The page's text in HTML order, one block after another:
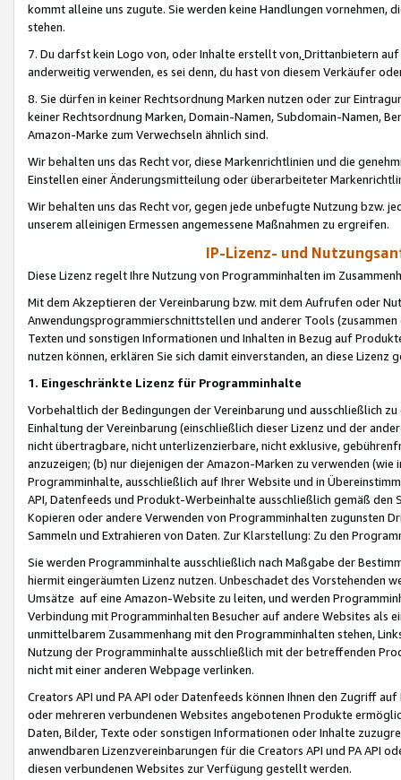
kommt alleine uns zugute. Sie werden keine Handlungen vornehmen,
stehen.
7. Du darfst kein Logo von, oder Inhalte erstellt von,Drittanbietern auf
anderweitig verwenden, es sei denn, du hast von diesem Verkäufer
8. Sie dürfen in keiner Rechtsordnung Marken nutzen oder zur
keiner Rechtsordnung Marken, Domain-Namen, Subdomain-Namen,
Amazon-Marke zum Verwechseln ähnlich sind.
Wir behalten uns das Recht vor, diese Markenrichtlinien und die
Einstellen einer Änderungsmitteilung oder überarbeiteter
Wir behalten uns das Recht vor, gegen jede unbefugte Nutzung bzw.
unserem alleinigen Ermessen angemessene Maßnahmen zu ergreifen.
IP-Lizenz- und
Diese Lizenz regelt Ihre Nutzung von Programminhalten im
Mit dem Akzeptieren der Vereinbarung bzw. mit dem Aufrufen oder
Anwendungsprogrammierschnittstellen und anderer Tools (zusammen
Texten und sonstigen Informationen und Inhalten in Bezug auf
nutzen können, erklären Sie sich damit einverstanden, an diese Lizenz
1. Eingeschränkte Lizenz für Programminhalte
Vorbehaltlich der Bedingungen der Vereinbarung und ausschließlich
Einhaltung der Vereinbarung (einschließlich dieser Lizenz und der
nicht übertragbare, nicht unterlizenzierbare, nicht exklusive,
anzuzeigen; (b) nur diejenigen der Amazon-Marken zu verwenden
Programminhalte, ausschließlich auf Ihrer Website und in
API, Datenfeeds und Produkt-Werbeinhalte ausschließlich gemäß
Kopieren oder andere Verwenden von Programminhalten zugunsten
Sammeln und Extrahieren von Daten. Zur Klarstellung: Zu den
Sie werden Programminhalte ausschließlich nach Maßgabe der
hiermit eingeräumten Lizenz nutzen. Unbeschadet des Vorstehenden
Umsätze auf eine Amazon-Website zu leiten, und werden
Verbindung mit Programminhalten Besucher auf andere Websites als
unmittelbarem Zusammenhang mit den Programminhalten stehen,
Nutzung der Programminhalte ausschließlich mit der betreffenden
nicht mit einer anderen Webpage verlinken.
Creators API und PA API oder Datenfeeds können Ihnen den Zugriff
oder mehreren verbundenen Websites angebotenen Produkte
Daten, Bilder, Texte oder sonstigen Informationen oder Inhalte
anwendbaren Lizenzvereinbarungen für die Creators API und PA API
diesen verbundenen Websites zur Verfügung gestellt werden.